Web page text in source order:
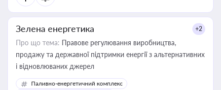
Зелена енергетика +2
Про що тема: Правове регулювання виробництва,
продажу та державної підтримки енергії з альтернативних
і відновлюваних джерел
Паливно-енергетичний комплекс